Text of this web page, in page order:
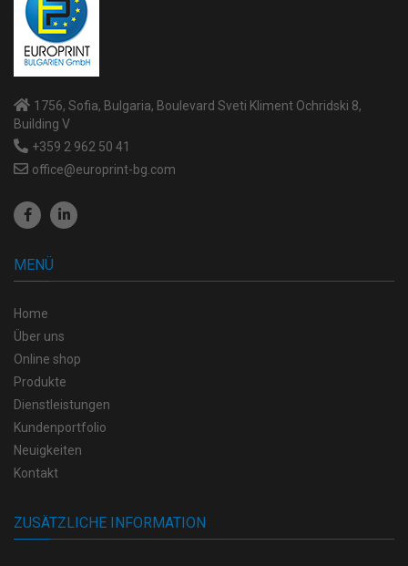
1756, Sofia, Bulgaria, Boulevard Sveti Kliment Ochridski 8,
Building V
+359 2 962 50 41
office@europrint-bg.com
MENÜ
Home
Über uns
Online shop
Produkte
Dienstleistungen
Kundenportfolio
Neuigkeiten
Kontakt
ZUSÄTZLICHE INFORMATION